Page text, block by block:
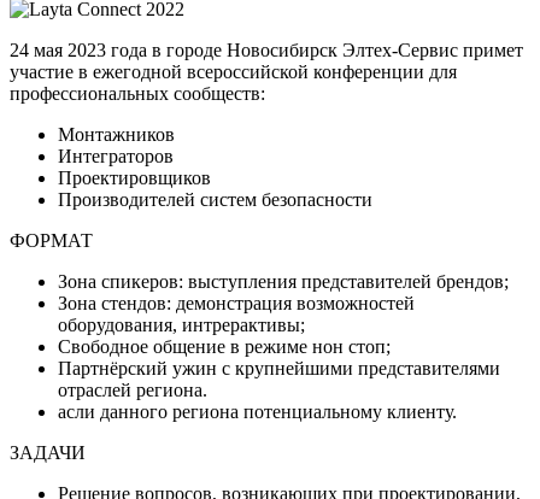
24 мая 2023 года в городе Новосибирск Элтех-Сервис примет
участие в ежегодной всероссийской конференции для
профессиональных сообществ:
Монтажников
Интеграторов
Проектировщиков
Производителей систем безопасности
ФОРМАТ
Зона спикеров: выступления представителей брендов;
Зона стендов: демонстрация возможностей
оборудования, интрерактивы;
Свободное общение в режиме нон стоп;
Партнёрский ужин с крупнейшими представителями
отраслей региона.
асли данного региона потенциальному клиенту.
ЗАДАЧИ
Решение вопросов, возникающих при проектировании,